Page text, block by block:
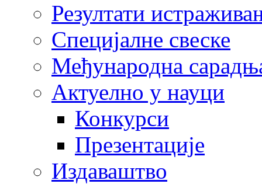
Резултати
Специјалне свеске
Међународна
Актуелно у науци
Конкурси
Презентације
Издаваштво